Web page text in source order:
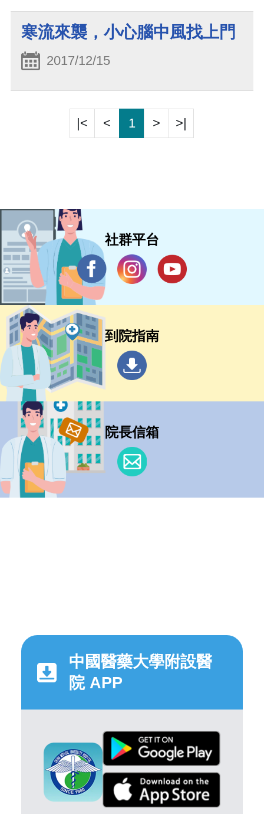
寒流來襲，小心腦中風找上門
2017/12/15
|< < 1 > >|
社群平台
到院指南
院長信箱
中國醫藥大學附設醫
院 APP